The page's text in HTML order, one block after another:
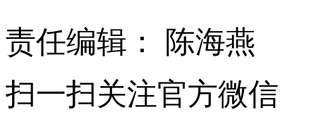
责任编辑： 陈海燕
扫一扫关注官方微信